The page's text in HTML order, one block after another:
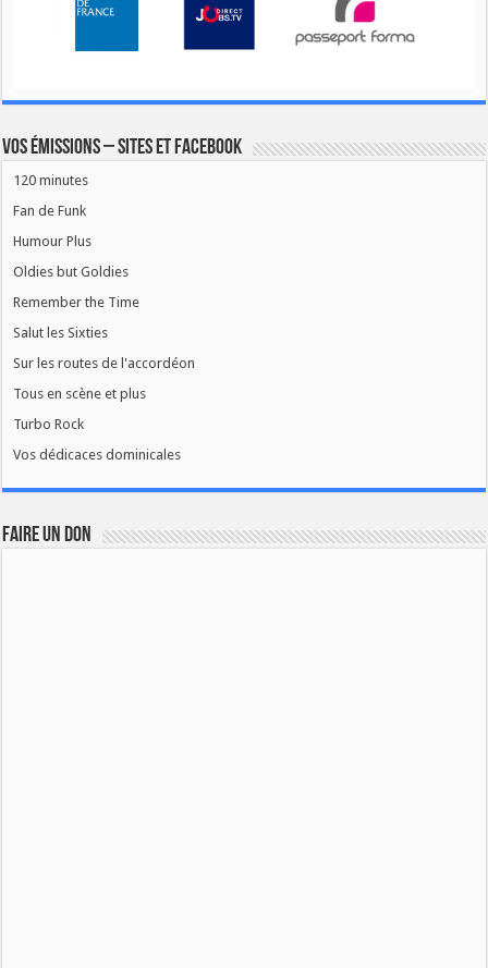
Vos émissions – Sites et Facebook
120 minutes
Fan de Funk
Humour Plus
Oldies but Goldies
Remember the Time
Salut les Sixties
Sur les routes de l'accordéon
Tous en scène et plus
Turbo Rock
Vos dédicaces dominicales
FAIRE UN DON